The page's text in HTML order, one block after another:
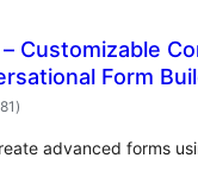
Customizable
Form
загальний
рейтинг
)
advanced forms